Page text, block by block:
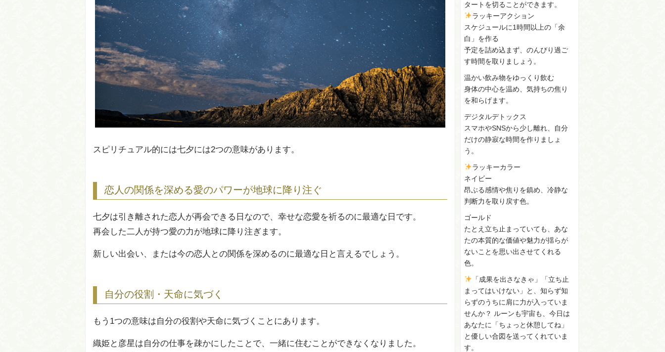
スピリチュアル的には七夕には2つの意味があります。
恋人の関係を深める愛のパワーが地球に降り注ぐ
七夕は引き離された恋人が再会できる日なので、幸せな恋愛を祈るのに最適な日です。
再会した二人が持つ愛の力が地球に降り注ぎます。
新しい出会い、または今の恋人との関係を深めるのに最適な日と言えるでしょう。
自分の役割・天命に気づく
もう1つの意味は自分の役割や天命に気づくことにあります。
織姫と彦星は自分の仕事を疎かにしたことで、一緒に住むことができなくなりました。
タートを切ることができます。
ラッキーアクション
スケジュールに1時間以上の「余
白」を作る
予定を詰め込まず、のんびり過ご
す時間を取りましょう。
温かい飲み物をゆっくり飲む
身体の中心を温め、気持ちの焦り
を和らげます。
デジタルデトックス
スマホやSNSから少し離れ、自分
だけの静寂な時間を作りましょ
う。
ラッキーカラー
ネイビー
昂ぶる感情や焦りを鎮め、冷静な
判断力を取り戻す色。
ゴールド
たとえ立ち止まっていても、あな
たの本質的な価値や魅力が揺らが
ないことを思い出させてくれる
色。
「成果を出さなきゃ」「立ち止
まってはいけない」と、知らず知
らずのうちに肩に力が入っていま
せんか？ ルーンも宇宙も、今日は
あなたに「ちょっと休憩してね」
と優しい合図を送ってくれていま
す。